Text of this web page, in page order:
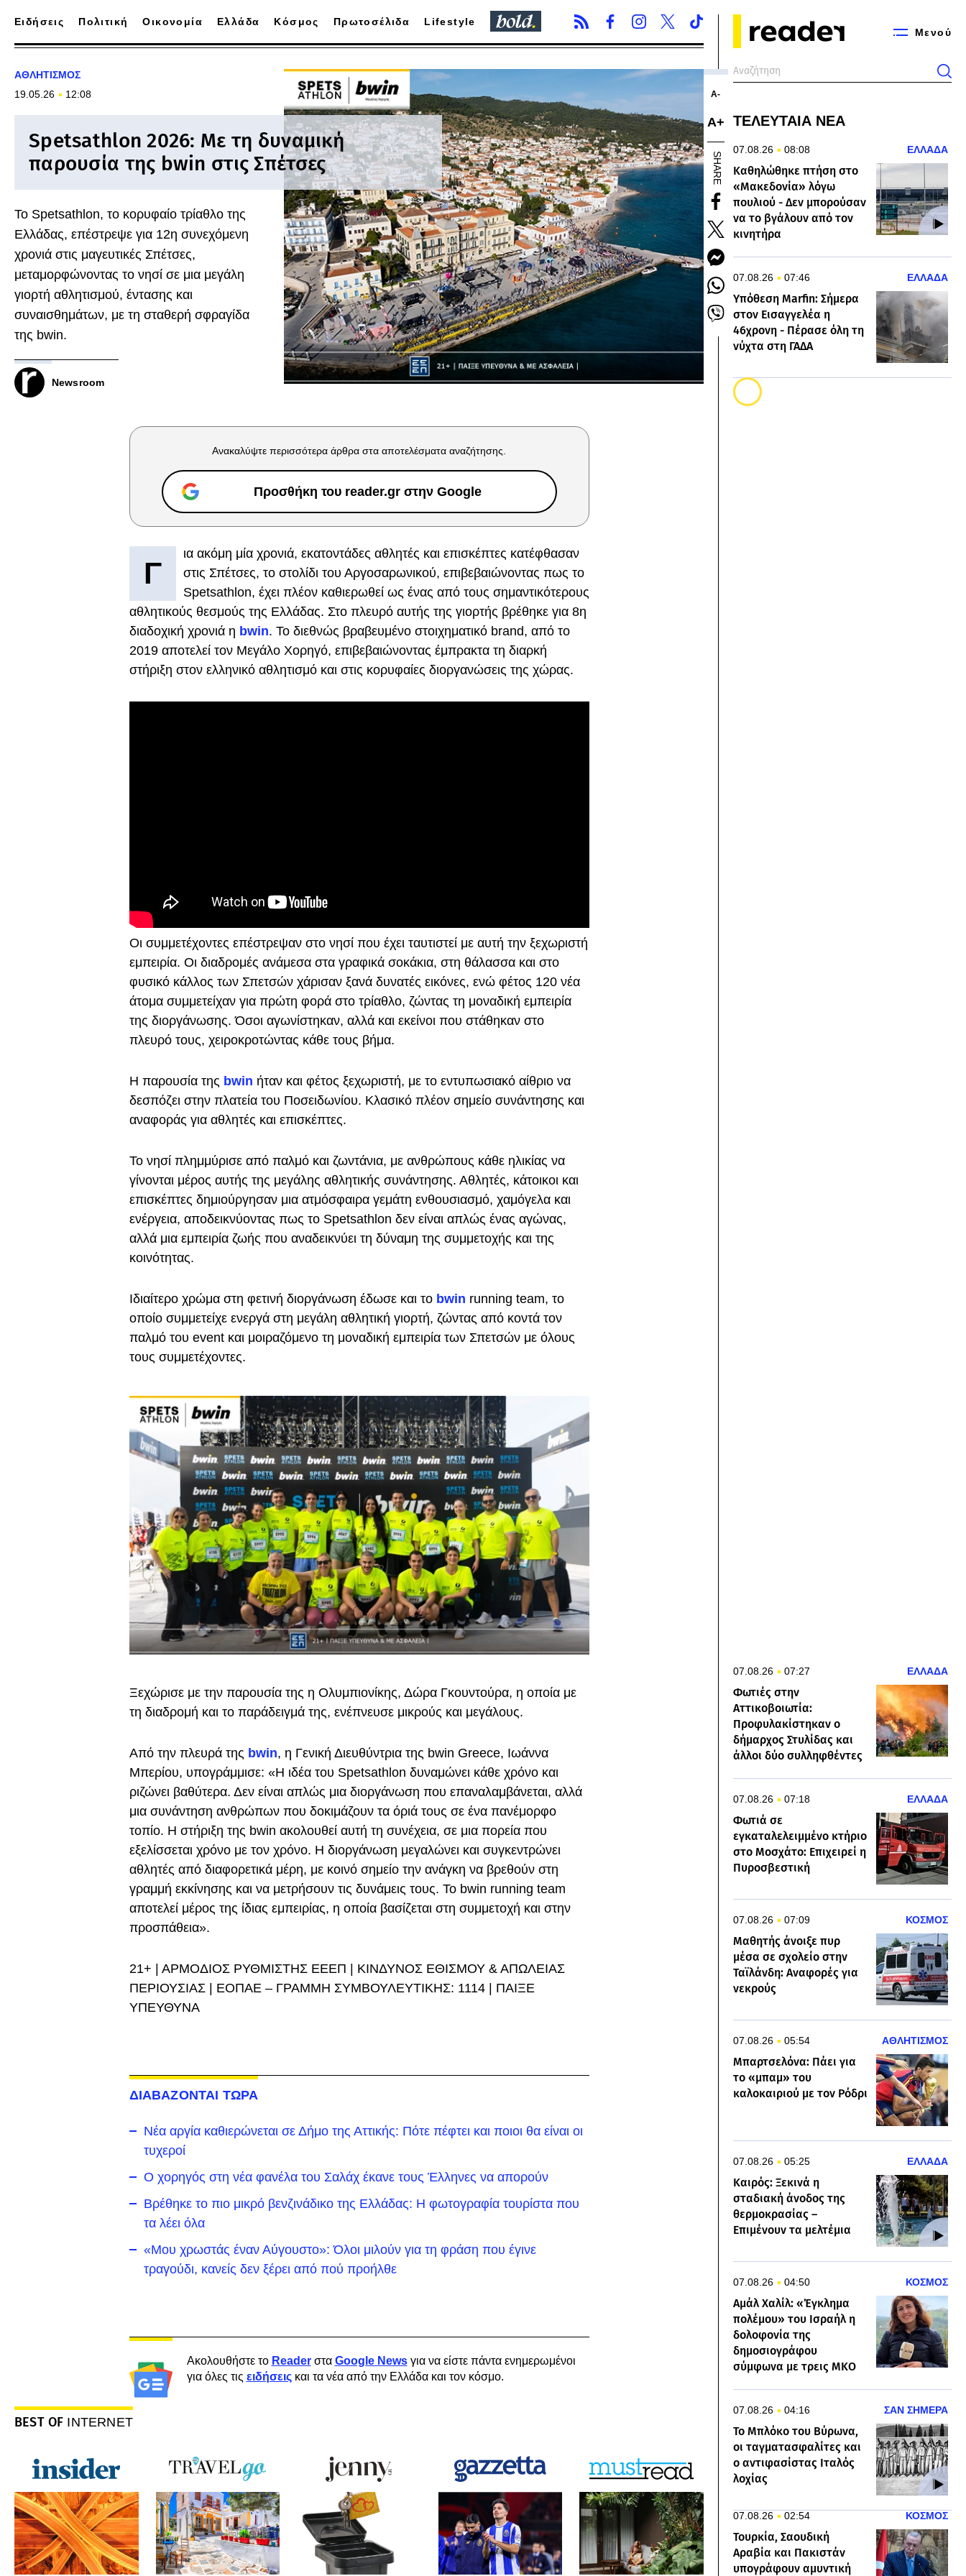
Μενού
Ειδήσεις Πολιτική Οικονομία Ελλάδα Κόσμος Πρωτοσέλιδα Lifestyle
ΑΘΛΗΤΙΣΜΟΣ
19.05.26
12:08
Spetsathlon 2026: Με τη δυναμική
παρουσία της bwin στις Σπέτσες
Το Spetsathlon, το κορυφαίο τρίαθλο της
Ελλάδας, επέστρεψε για 12η συνεχόμενη
χρονιά στις μαγευτικές Σπέτσες,
μεταμορφώνοντας το νησί σε μια μεγάλη
γιορτή αθλητισμού, έντασης και
συναισθημάτων, με τη σταθερή σφραγίδα
της bwin.
Newsroom
Α-
Α+
SHARE
Ανακαλύψτε περισσότερα άρθρα στα αποτελέσματα αναζήτησης.
Προσθήκη του reader.gr στην Google
Γ
ια ακόμη μία χρονιά, εκατοντάδες αθλητές και επισκέπτες κατέφθασαν
στις Σπέτσες, το στολίδι του Αργοσαρωνικού, επιβεβαιώνοντας πως το
Spetsathlon, έχει πλέον καθιερωθεί ως ένας από τους σημαντικότερους
αθλητικούς θεσμούς της Ελλάδας. Στο πλευρό αυτής της γιορτής βρέθηκε για 8η
διαδοχική χρονιά η bwin. Το διεθνώς βραβευμένο στοιχηματικό brand, από το
2019 αποτελεί τον Μεγάλο Χορηγό, επιβεβαιώνοντας έμπρακτα τη διαρκή
στήριξη στον ελληνικό αθλητισμό και στις κορυφαίες διοργανώσεις της χώρας.
Οι συμμετέχοντες επέστρεψαν στο νησί που έχει ταυτιστεί με αυτή την ξεχωριστή
εμπειρία. Οι διαδρομές ανάμεσα στα γραφικά σοκάκια, στη θάλασσα και στο
φυσικό κάλλος των Σπετσών χάρισαν ξανά δυνατές εικόνες, ενώ φέτος 120 νέα
άτομα συμμετείχαν για πρώτη φορά στο τρίαθλο, ζώντας τη μοναδική εμπειρία
της διοργάνωσης. Όσοι αγωνίστηκαν, αλλά και εκείνοι που στάθηκαν στο
πλευρό τους, χειροκροτώντας κάθε τους βήμα.
Η παρουσία της bwin ήταν και φέτος ξεχωριστή, με το εντυπωσιακό αίθριο να
δεσπόζει στην πλατεία του Ποσειδωνίου. Κλασικό πλέον σημείο συνάντησης και
αναφοράς για αθλητές και επισκέπτες.
Το νησί πλημμύρισε από παλμό και ζωντάνια, με ανθρώπους κάθε ηλικίας να
γίνονται μέρος αυτής της μεγάλης αθλητικής συνάντησης. Αθλητές, κάτοικοι και
επισκέπτες δημιούργησαν μια ατμόσφαιρα γεμάτη ενθουσιασμό, χαμόγελα και
ενέργεια, αποδεικνύοντας πως το Spetsathlon δεν είναι απλώς ένας αγώνας,
αλλά μια εμπειρία ζωής που αναδεικνύει τη δύναμη της συμμετοχής και της
κοινότητας.
Ιδιαίτερο χρώμα στη φετινή διοργάνωση έδωσε και το bwin running team, το
οποίο συμμετείχε ενεργά στη μεγάλη αθλητική γιορτή, ζώντας από κοντά τον
παλμό του event και μοιραζόμενο τη μοναδική εμπειρία των Σπετσών με όλους
τους συμμετέχοντες.
Ξεχώρισε με την παρουσία της η Ολυμπιονίκης, Δώρα Γκουντούρα, η οποία με
τη διαδρομή και το παράδειγμά της, ενέπνευσε μικρούς και μεγάλους.
Από την πλευρά της bwin, η Γενική Διευθύντρια της bwin Greece, Ιωάννα
Μπερίου, υπογράμμισε: «Η ιδέα του Spetsathlon δυναμώνει κάθε χρόνο και
ριζώνει βαθύτερα. Δεν είναι απλώς μια διοργάνωση που επαναλαμβάνεται, αλλά
μια συνάντηση ανθρώπων που δοκιμάζουν τα όριά τους σε ένα πανέμορφο
τοπίο. Η στήριξη της bwin ακολουθεί αυτή τη συνέχεια, σε μια πορεία που
εξελίσσεται χρόνο με τον χρόνο. Η διοργάνωση μεγαλώνει και συγκεντρώνει
αθλητές από διαφορετικά μέρη, με κοινό σημείο την ανάγκη να βρεθούν στη
γραμμή εκκίνησης και να μετρήσουν τις δυνάμεις τους. Το bwin running team
αποτελεί μέρος της ίδιας εμπειρίας, η οποία βασίζεται στη συμμετοχή και στην
προσπάθεια».
21+ | ΑΡΜΟΔΙΟΣ ΡΥΘΜΙΣΤΗΣ ΕΕΕΠ | ΚΙΝΔΥΝΟΣ ΕΘΙΣΜΟΥ & ΑΠΩΛΕΙΑΣ
ΠΕΡΙΟΥΣΙΑΣ | ΕΟΠΑΕ – ΓΡΑΜΜΗ ΣΥΜΒΟΥΛΕΥΤΙΚΗΣ: 1114 | ΠΑΙΞΕ
ΥΠΕΥΘΥΝΑ
ΔΙΑΒΑΖΟΝΤΑΙ ΤΩΡΑ
Νέα αργία καθιερώνεται σε Δήμο της Αττικής: Πότε πέφτει και ποιοι θα είναι οι
τυχεροί
Ο χορηγός στη νέα φανέλα του Σαλάχ έκανε τους Έλληνες να απορούν
Βρέθηκε το πιο μικρό βενζινάδικο της Ελλάδας: Η φωτογραφία τουρίστα που
τα λέει όλα
«Μου χρωστάς έναν Αύγουστο»: Όλοι μιλούν για τη φράση που έγινε
τραγούδι, κανείς δεν ξέρει από πού προήλθε
Ακολουθήστε το Readerστα Google Newsγια να είστε πάντα ενημερωμένοι
για όλες τις ειδήσειςκαι τα νέα από την Ελλάδα και τον κόσμο.
BEST OF INTERNET
ΤΕΛΕΥΤΑΙΑ ΝΕΑ
07.08.26 08:08 ΕΛΛΑΔΑ
Καθηλώθηκε πτήση στο
«Μακεδονία» λόγω
πουλιού - Δεν μπορούσαν
να το βγάλουν από τον
κινητήρα
07.08.26 07:46 ΕΛΛΑΔΑ
Υπόθεση Marfin: Σήμερα
στον Εισαγγελέα η
46χρονη - Πέρασε όλη τη
νύχτα στη ΓΑΔΑ
07.08.26 07:27 ΕΛΛΑΔΑ
Φωτιές στην
Αττικοβοιωτία:
Προφυλακίστηκαν ο
δήμαρχος Στυλίδας και
άλλοι δύο συλληφθέντες
07.08.26 07:18 ΕΛΛΑΔΑ
Φωτιά σε
εγκαταλελειμμένο κτήριο
στο Μοσχάτο: Επιχειρεί η
Πυροσβεστική
07.08.26 07:09 ΚΟΣΜΟΣ
Μαθητής άνοιξε πυρ
μέσα σε σχολείο στην
Ταϊλάνδη: Αναφορές για
νεκρούς
07.08.26 05:54 ΑΘΛΗΤΙΣΜΟΣ
Μπαρτσελόνα: Πάει για
το «μπαμ» του
καλοκαιριού με τον Ρόδρι
07.08.26 05:25 ΕΛΛΑΔΑ
Καιρός: Ξεκινά η
σταδιακή άνοδος της
θερμοκρασίας –
Επιμένουν τα μελτέμια
07.08.26 04:50 ΚΟΣΜΟΣ
Αμάλ Χαλίλ: «Έγκλημα
πολέμου» του Ισραήλ η
δολοφονία της
δημοσιογράφου
σύμφωνα με τρεις ΜΚΟ
07.08.26 04:16 ΣΑΝ ΣΗΜΕΡΑ
Το Μπλόκο του Βύρωνα,
οι ταγματασφαλίτες και
ο αντιφασίστας Ιταλός
λοχίας
07.08.26 02:54 ΚΟΣΜΟΣ
Τουρκία, Σαουδική
Αραβία και Πακιστάν
υπογράφουν αμυντική